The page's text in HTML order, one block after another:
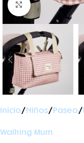
Ampliar foto
Inicio Niños Paseo
Walking Mum